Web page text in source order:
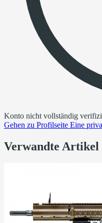
Konto nicht vollständig
Gehen zu Profilseite Eine
Verwandte Artikel